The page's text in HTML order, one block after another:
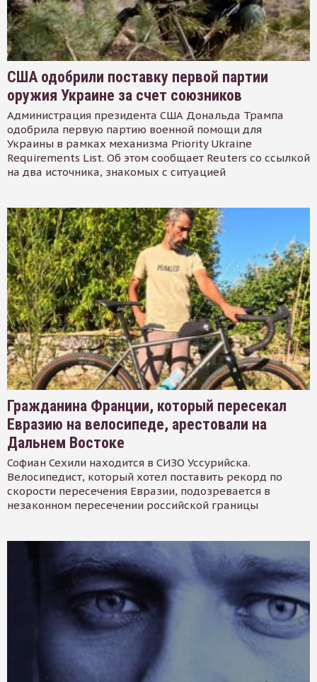
США одобрили поставку первой партии
оружия Украине за счет союзников
Администрация президента США Дональда Трампа
одобрила первую партию военной помощи для
Украины в рамках механизма Priority Ukraine
Requirements List. Об этом сообщает Reuters со ссылкой
на два источника, знакомых с ситуацией
Гражданина Франции, который пересекал
Евразию на велосипеде, арестовали на
Дальнем Востоке
Софиан Сехили находится в СИЗО Уссурийска.
Велосипедист, который хотел поставить рекорд по
скорости пересечения Евразии, подозревается в
незаконном пересечении российской границы